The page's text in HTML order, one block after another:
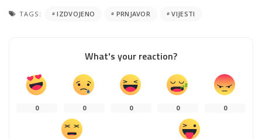
TAGS: IZDVOJENO PRNJAVOR VIJESTI
What's your reaction?
0 0 0 0 0